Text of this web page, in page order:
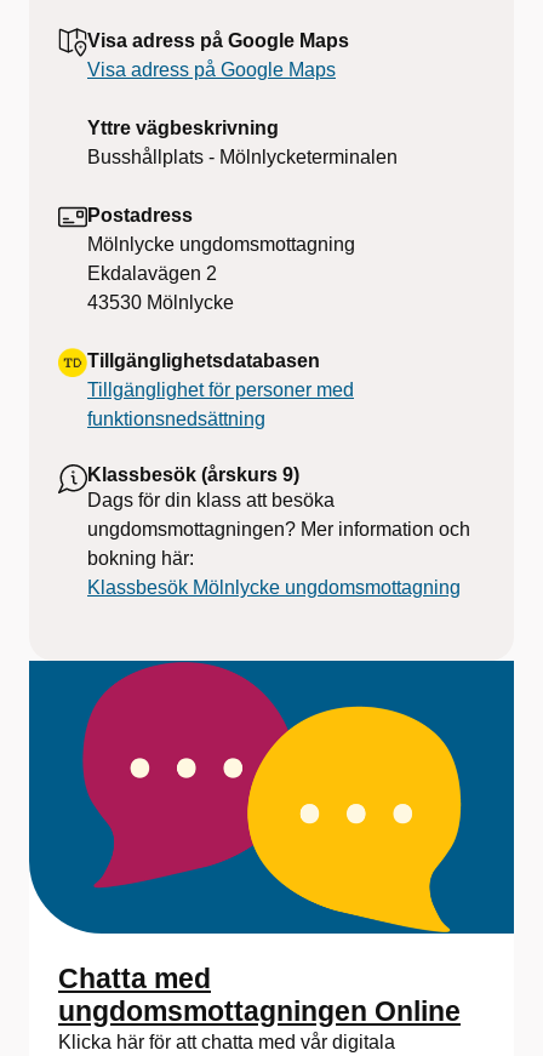
Visa adress på Google Maps
Visa adress på Google Maps
Yttre vägbeskrivning
Busshållplats - Mölnlycketerminalen
Postadress
Mölnlycke ungdomsmottagning
Ekdalavägen 2
43530 Mölnlycke
Tillgänglighetsdatabasen
Tillgänglighet för personer med
funktionsnedsättning
Klassbesök (årskurs 9)
Dags för din klass att besöka
ungdomsmottagningen? Mer information och
bokning här:
Klassbesök Mölnlycke ungdomsmottagning
Chatta med
ungdomsmottagningen Online
Klicka här för att chatta med vår digitala